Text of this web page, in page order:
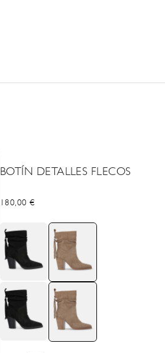
BOTÍN DETALLES FLECOS
Precio de oferta
180,00 €